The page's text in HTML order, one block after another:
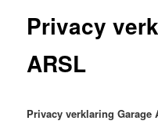
Privacy
ARSL
Privacy verklaring Garage